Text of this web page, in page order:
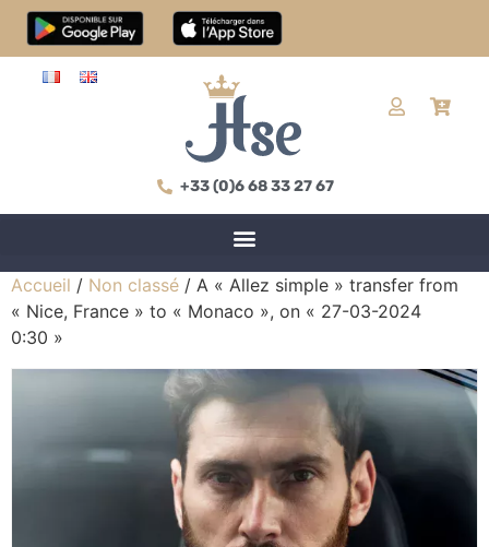
+33 (0)6 68 33 27 67
Accueil / Non classé / A « Allez simple » transfer from
« Nice, France » to « Monaco », on « 27-03-2024
0:30 »